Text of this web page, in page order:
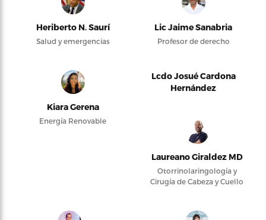
Heriberto N. Saurí
Salud y emergencias
Lic Jaime Sanabria
Profesor de derecho
Kiara Gerena
Energía Renovable
Lcdo Josué Cardona
Hernández
Laureano Giraldez MD
Otorrinolaringología y
Cirugía de Cabeza y Cuello